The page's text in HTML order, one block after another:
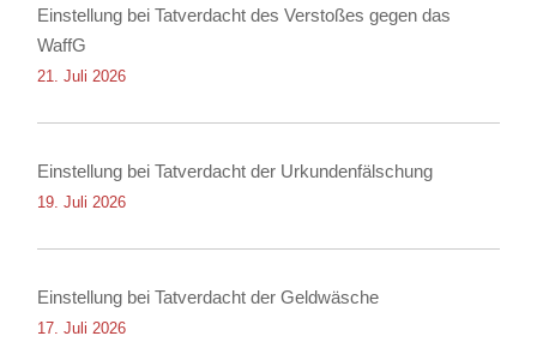
Einstellung bei Tatverdacht des Verstoßes gegen das
WaffG
21. Juli 2026
Einstellung bei Tatverdacht der Urkundenfälschung
19. Juli 2026
Einstellung bei Tatverdacht der Geldwäsche
17. Juli 2026